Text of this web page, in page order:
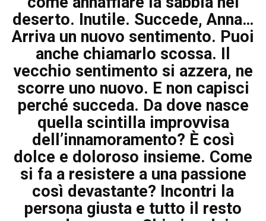
deserto. Inutile. Succede, Anna…
Arriva un nuovo sentimento. Puoi
anche chiamarlo scossa. Il
vecchio sentimento si azzera, ne
scorre uno nuovo. E non capisci
perché succeda. Da dove nasce
quella scintilla improvvisa
dell’innamoramento? È così
dolce e doloroso insieme. Come
si fa a resistere a una passione
così devastante? Incontri la
persona giusta e tutto il resto